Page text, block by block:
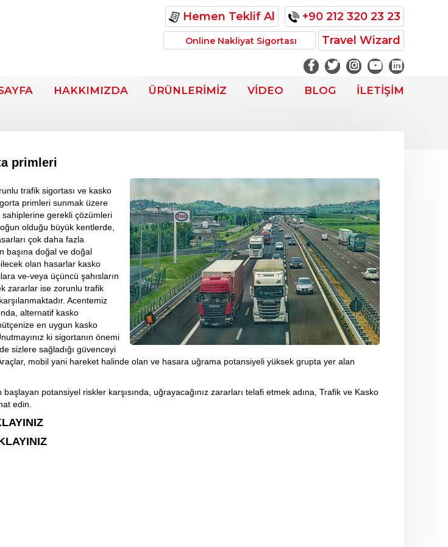
+90 212 320 23 23
Hemen Teklif Al
Online Nakliyat Sigortası Travel Wizard
HAKKIMIZDA ÜRÜNLERİMİZ VİDEO BLOG İLETİŞİM
primleri
trafik sigortası ve kasko
primleri sunmak üzere
gerekli çözümleri
olduğu büyük kentlerde,
çok daha fazla
başına doğal ve doğal
olan hasarlar kasko
ve-veya üçüncü şahısların
zararlar ise zorunlu trafik
Acentemiz
alternatif kasko
en uygun kasko
ki sigortanın önemi
sizlere sağladığı güvenceyi
mobil yani hareket halinde olan ve hasara uğrama potansiyeli yüksek grupta yer alan
başlayan potansiyel riskler karşısında, uğrayacağınız zararları telafi etmek adına, Trafik ve Kasko
edin.